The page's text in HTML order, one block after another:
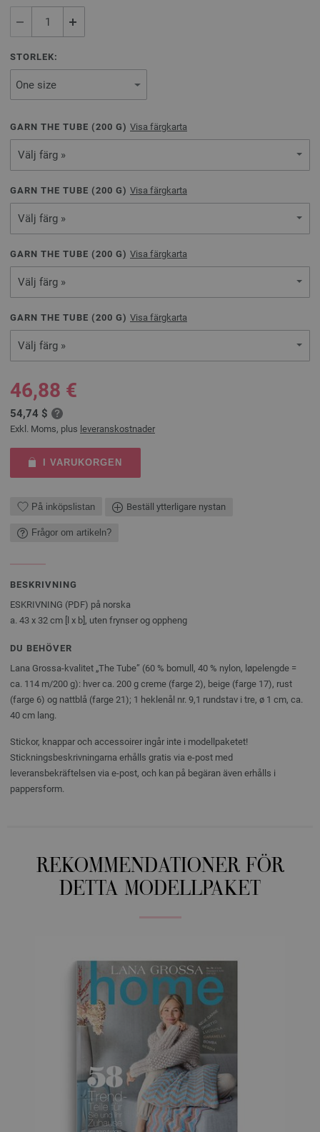
STORLEK:
GARN THE TUBE (200 G) Visa färgkarta
Välj färg »
GARN THE TUBE (200 G) Visa färgkarta
Välj färg »
GARN THE TUBE (200 G) Visa färgkarta
Välj färg »
GARN THE TUBE (200 G) Visa färgkarta
Välj färg »
46,88 €
54,74 $
Exkl. Moms, plus leveranskostnader
I VARUKORGEN
På inköpslistan Beställ ytterligare nystan
Frågor om artikeln?
BESKRIVNING
ESKRIVNING (PDF) på norska
a. 43 x 32 cm [l x b], uten frynser og oppheng
DU BEHÖVER
Lana Grossa-kvalitet „The Tube” (60 % bomull, 40 % nylon, løpelengde =
ca. 114 m/200 g): hver ca. 200 g creme (farge 2), beige (farge 17), rust
(farge 6) og nattblå (farge 21); 1 heklenål nr. 9,1 rundstav i tre, ø 1 cm, ca.
40 cm lang.
Stickor, knappar och accessoirer ingår inte i modellpaketet!
Stickningsbeskrivningarna erhålls gratis via e-post med
leveransbekräftelsen via e-post, och kan på begäran även erhålls i
pappersform.
REKOMMENDATIONER FÖR
DETTA MODELLPAKET